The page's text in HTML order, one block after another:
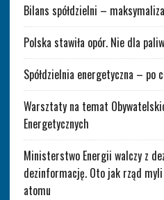
Bilans spółdzielni –
Polska stawiła opór. Nie dla
Spółdzielnia energetyczna – po
Warsztaty na temat
Energetycznych
Ministerstwo Energii walczy z
dezinformację. Oto jak rząd
atomu